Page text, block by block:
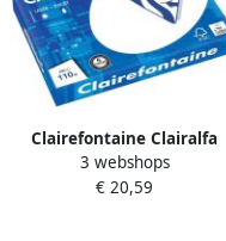
Clairefontaine Clairalfa
presentatiepapier A3 110 g
pak van 500 vel
3 webshops
€ 20,59